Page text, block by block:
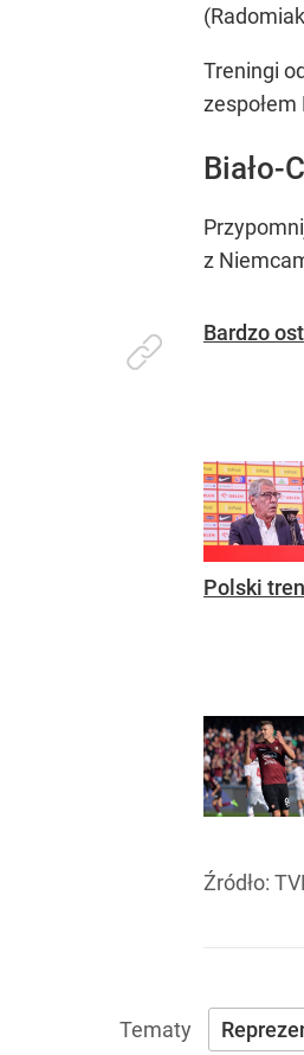
Treningi
zespołem
Biało-
z
Bardzo
Polski
Źródło: